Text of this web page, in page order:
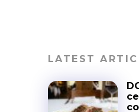
LATEST